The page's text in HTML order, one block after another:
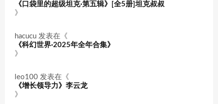
《口袋里的超级坦克·第五辑》[全5册]坦克叔叔
》
hacucu 发表在《
《科幻世界·2025年全年合集》
》
leo100 发表在《
《增长领导力》李云龙
》